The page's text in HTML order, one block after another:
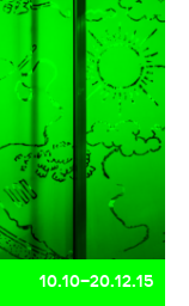
10.10–20.12.15